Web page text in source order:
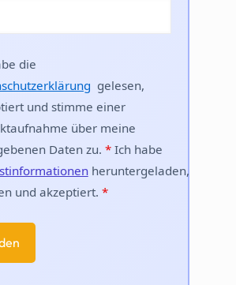
die
gelesen,
und stimme einer
über meine
Daten zu. * Ich habe
heruntergeladen,
und akzeptiert. *